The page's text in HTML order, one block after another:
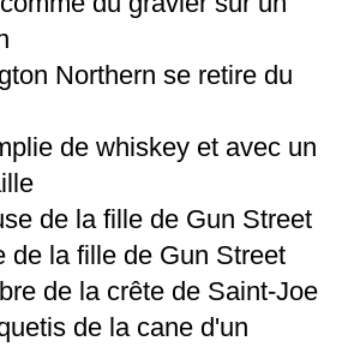
Northern se retire du
de whiskey et avec un
de la fille de Gun Street
de la fille de Gun Street
de la crête de Saint-Joe
de la cane d'un